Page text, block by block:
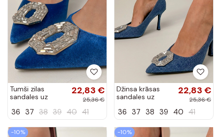
Tumši zilas
sandales uz
cirkoniem Eleda
22,83 €
25,36 €
36 37 38 39 40 41
Džinsa krāsas
sandales uz
cirkoniem Eleda
22,83 €
25,36 €
36 37 38 39 40 41
-10% -10%